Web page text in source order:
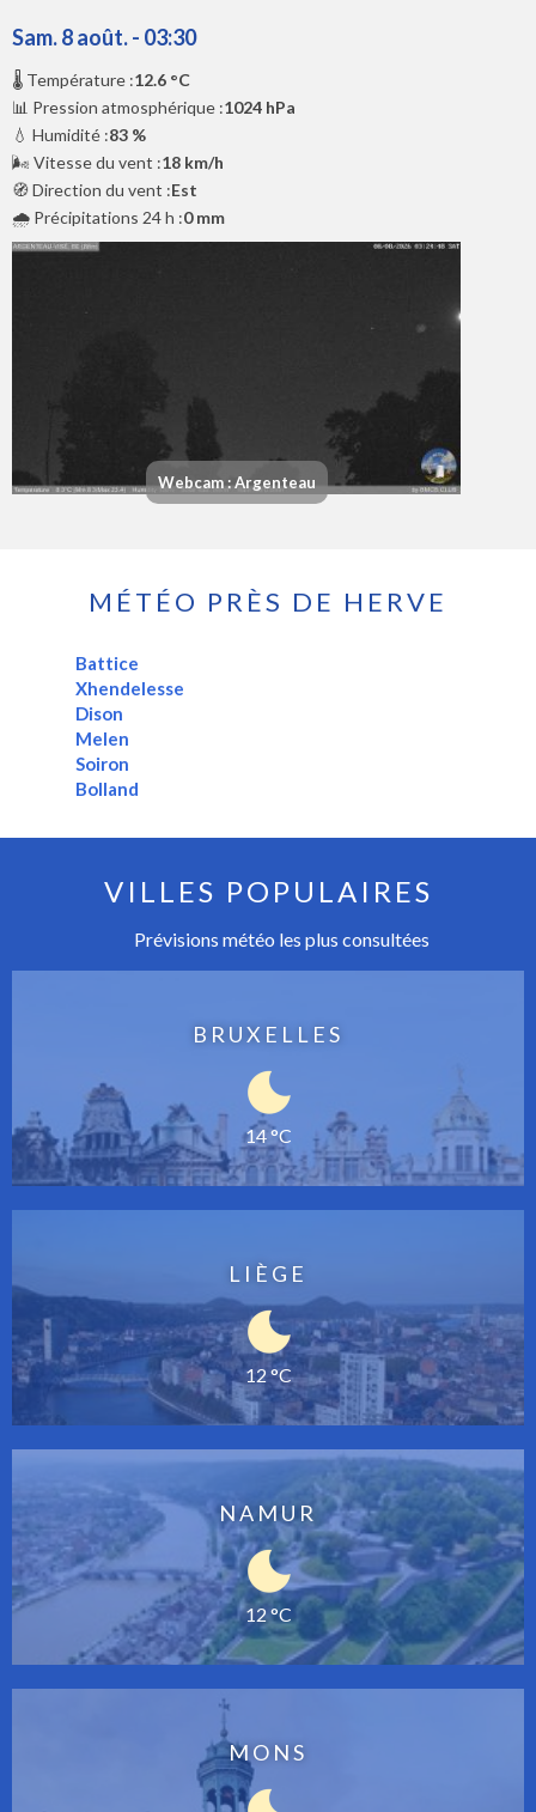
Sam. 8 août. - 03:30
🌡️ Température :12.6 °C
📊 Pression atmosphérique :1024 hPa
💧 Humidité :83 %
🌬️ Vitesse du vent :18 km/h
🧭 Direction du vent :Est
🌧️ Précipitations 24 h :0 mm
Webcam : Argenteau
MÉTÉO PRÈS DE HERVE
Battice
Xhendelesse
Dison
Melen
Soiron
Bolland
VILLES POPULAIRES
Prévisions météo les plus consultées
BRUXELLES
14 °C
LIÈGE
12 °C
NAMUR
12 °C
MONS